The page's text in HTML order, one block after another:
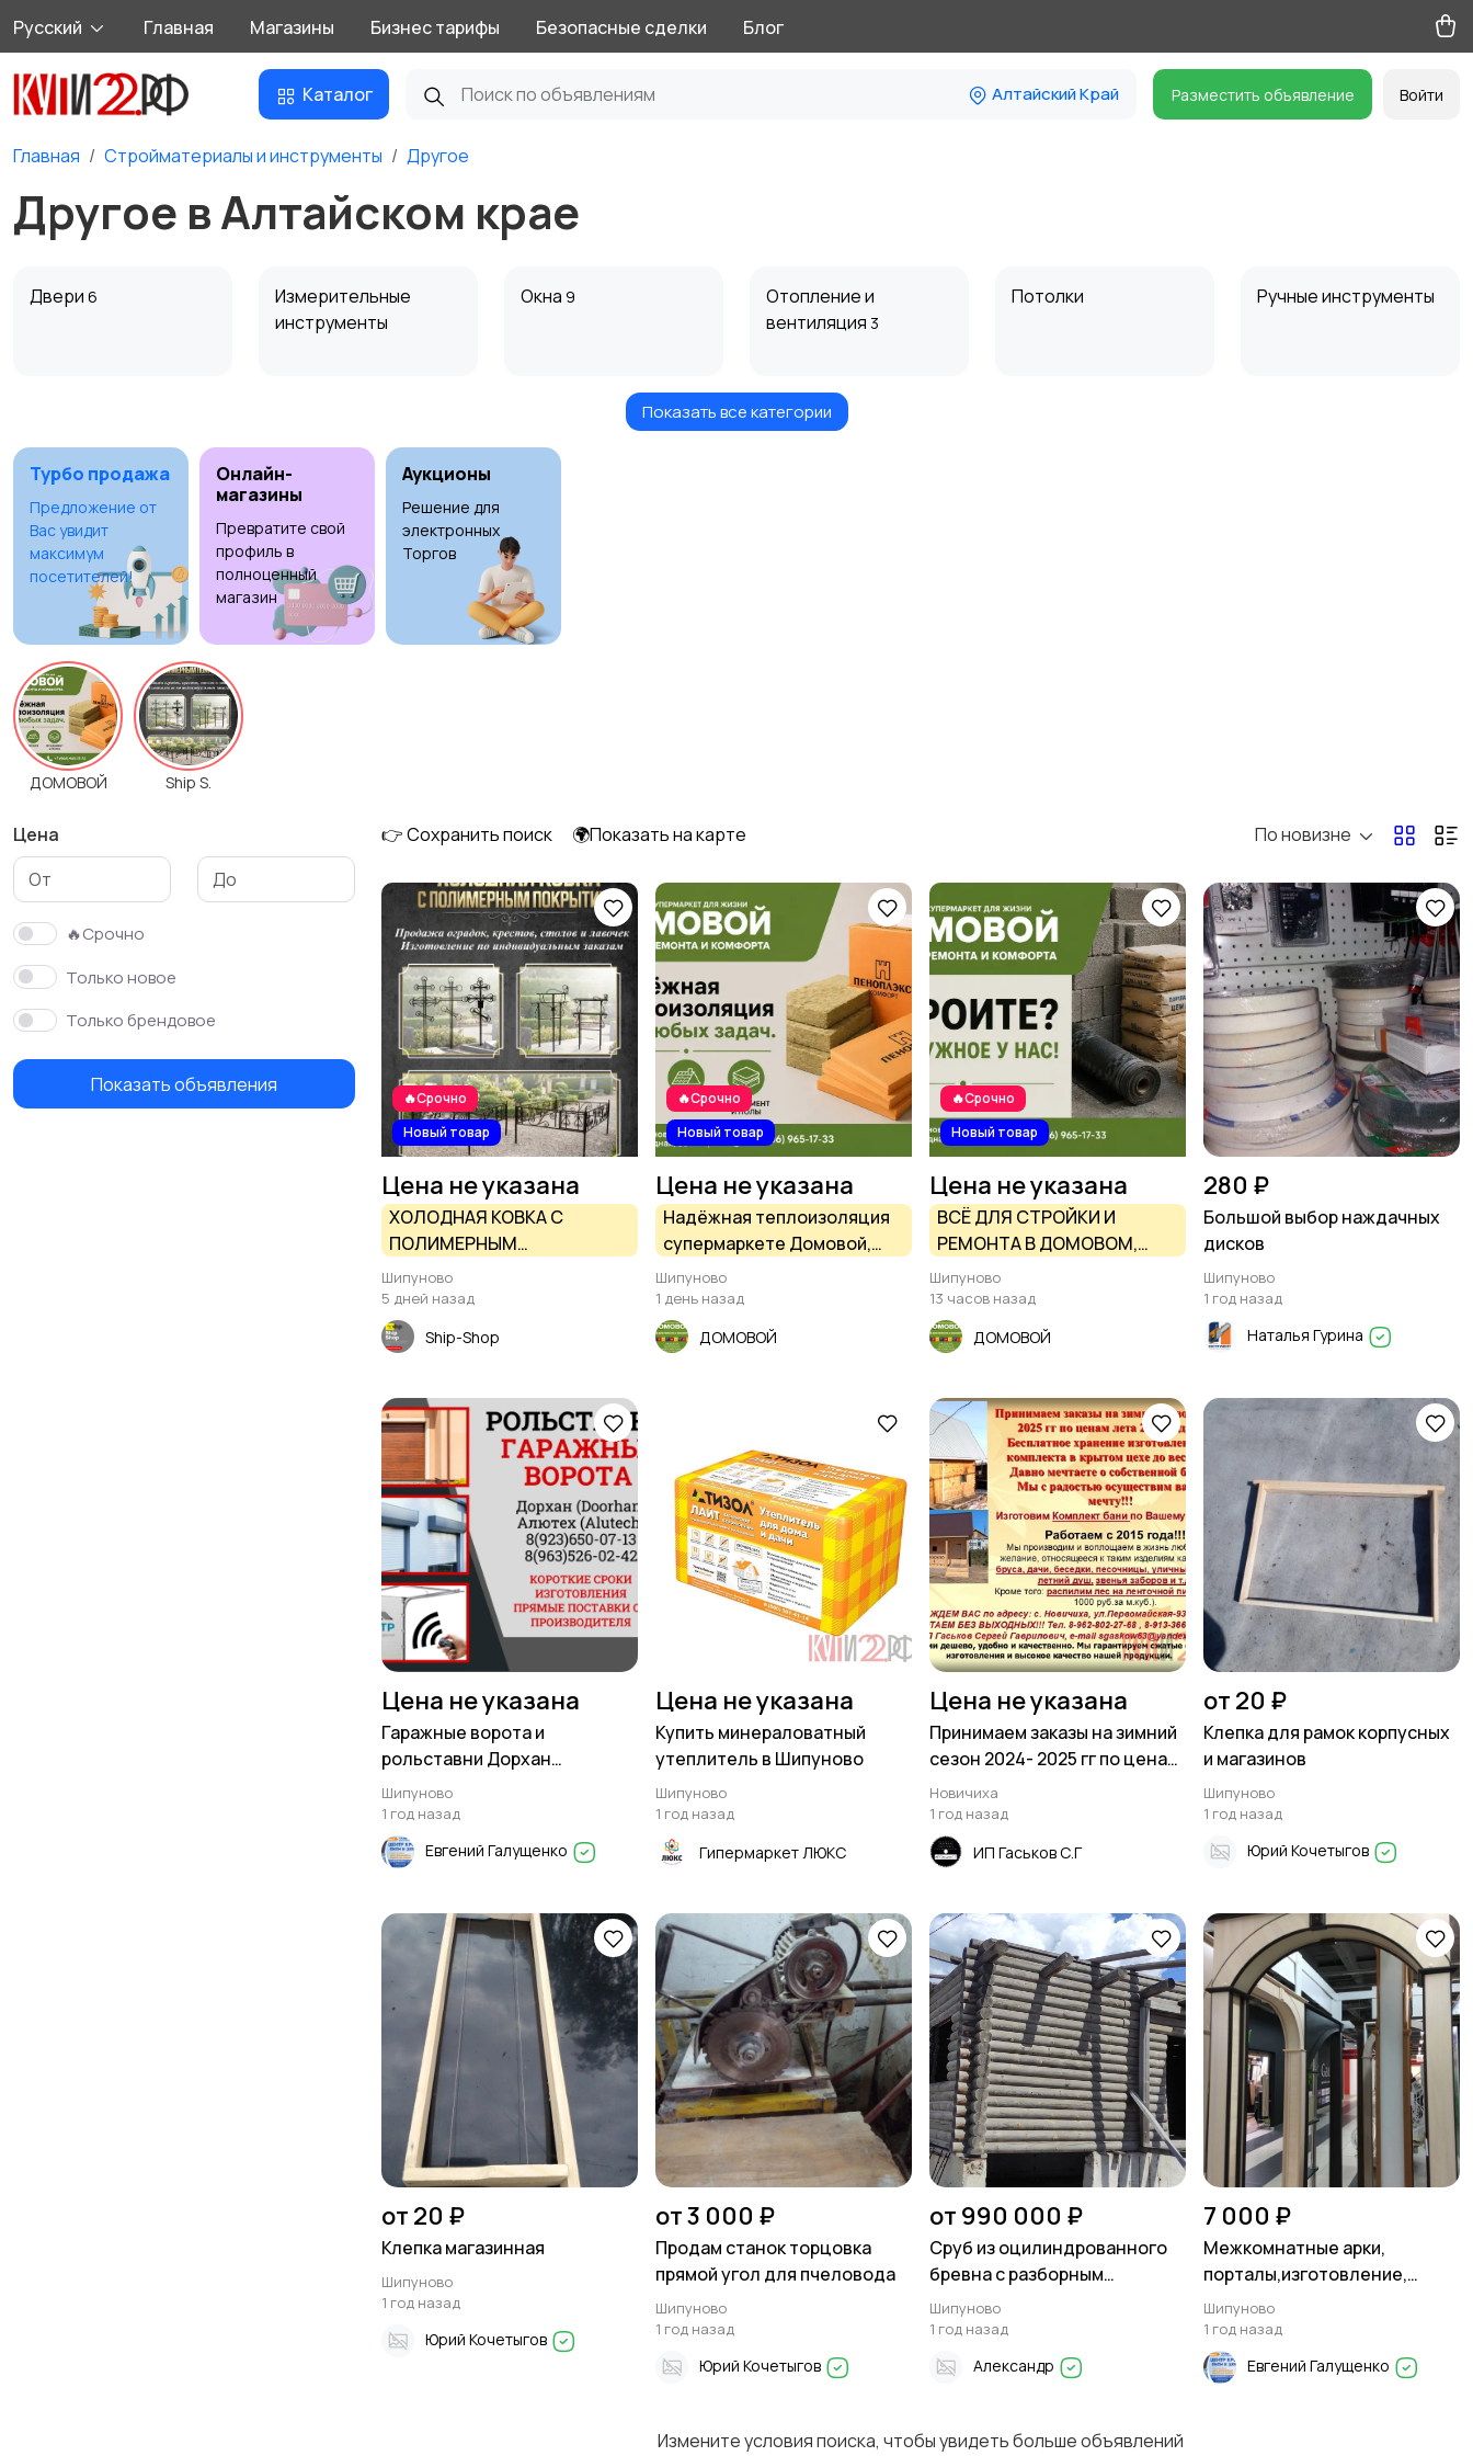
Русский Главная Магазины Бизнес тарифы Безопасные сделки Блог
Каталог Алтайский Край Разместить объявление Войти
Главная Стройматериалы и инструменты Другое
Другое в Алтайском крае
Двери 6
Измерительные
инструменты
Окна 9
Отопление и
вентиляция 3
Потолки Ручные инструменты
водоснабжение3
Электроинструмент
Показать все категории
Турбо продажа
Предложение от
Вас увидит
максимум
посетителей!
Онлайн-
магазины
Превратите свой
профиль в
полноценный
магазин
Аукционы
Решение для
электронных
Торгов
ДОМОВОЙ Ship S.
Цена
🔥Срочно
Только новое
Только брендовое
Показать объявления
👉 Сохранить поиск 🌍Показать на карте По новизне
🔥Срочно
Новый товар
Цена не указана
ХОЛОДНАЯ КОВКА С
ПОЛИМЕРНЫМ
ПОКРЫТИЕМ В ШИПУНОВО
Шипуново
5 дней назад
Ship-Shop
🔥Срочно
Новый товар
Цена не указана
Надёжная теплоизоляция
супермаркете Домовой,
Шипуново
Шипуново
1 день назад
ДОМОВОЙ
🔥Срочно
Новый товар
Цена не указана
ВСЁ ДЛЯ СТРОЙКИ И
РЕМОНТА В ДОМОВОМ,
ШИПУНОВО
Шипуново
13 часов назад
ДОМОВОЙ
280 ₽
Большой выбор наждачных
дисков
Шипуново
1 год назад
Наталья Гурина
Цена не указана
Гаражные ворота и
рольставни Дорхан
(Doorhan), Алютех (Alutech)
Шипуново
1 год назад
Евгений Галущенко
Цена не указана
Купить минераловатный
утеплитель в Шипуново
Шипуново
1 год назад
Гипермаркет ЛЮКС
Цена не указана
Принимаем заказы на зимний
сезон 2024- 2025 гг по ценам
лета 2024 года
Новичиха
1 год назад
ИП Гаськов С.Г
от 20 ₽
Клепка для рамок корпусных
и магазинов
Шипуново
1 год назад
Юрий Кочетыгов
от 20 ₽
Клепка магазинная
Шипуново
1 год назад
Юрий Кочетыгов
от 3 000 ₽
Продам станок торцовка
прямой угол для пчеловода
Шипуново
1 год назад
Юрий Кочетыгов
от 990 000 ₽
Сруб из оцилиндрованного
бревна с разборным
фундаментом из плит
Шипуново
1 год назад
Александр
7 000 ₽
Межкомнатные арки,
порталы,изготовление,
монтаж
Шипуново
1 год назад
Евгений Галущенко
Измените условия поиска, чтобы увидеть больше объявлений